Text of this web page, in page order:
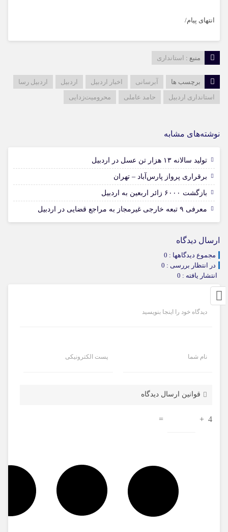
انتهای پیام/
منبع : استانداری
برچسب ها آبرسانی اخبار اردبیل اردبیل
اردبیل رسا
استانداری اردبیل
حامد عاملی محرومیت‌زدایی
نوشته‌های مشابه
تولید سالانه ۱۳ هزار تن عسل در اردبیل
برقراری پرواز پارس‌آباد – تهران
بازگشت ۶۰۰۰ زائر اربعین به اردبیل
معرفی ۹ تبعه خارجی غیرمجاز به مراجع قضایی در اردبیل
ارسال دیدگاه
مجموع دیدگاهها : 0
در انتظار بررسی : 0
انتشار یافته : 0
دیدگاه خود را اینجا بنویسید
نام شما پست الکترونیکی
قوانین ارسال دیدگاه
4
+
=